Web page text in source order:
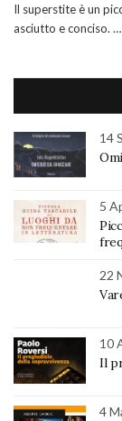
Il superstite è un
asciutto e conciso. …
14
5
22
10
Il
4